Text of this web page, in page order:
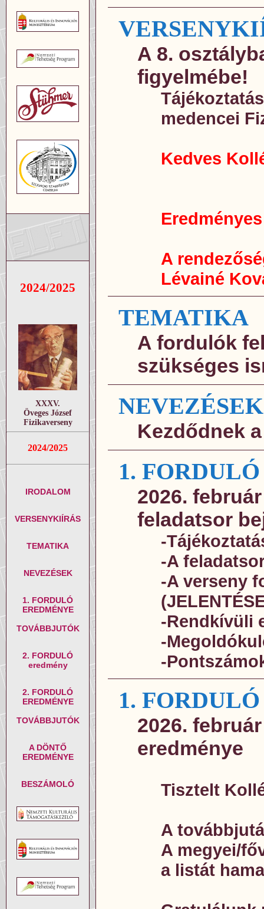
2024/2025
XXXV.
Öveges József
Fizikaverseny
2024/2025
IRODALOM
VERSENYKIÍRÁS
TEMATIKA
NEVEZÉSEK
1. FORDULÓ
EREDMÉNYE
TOVÁBBJUTÓK
2. FORDULÓ
eredmény
2. FORDULÓ
EREDMÉNYE
TOVÁBBJUTÓK
A DÖNTŐ
EREDMÉNYE
BESZÁMOLÓ
A 8.
figyelmébe!
medencei
Kedves
A
Lévainé
TEMATIKA
A fordulók
szükséges
NEVEZÉSEK
Kezdődnek
1.
2026.
feladatsor
-
-A
-A verseny
-Rendkívüli
-
-
1.
2026.
eredménye
Tisztelt
A
A megyei/
a listát